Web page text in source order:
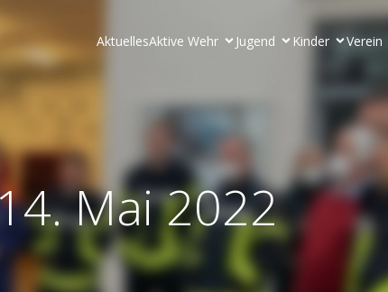
AktuellesAktive Wehr Jugend Kinder Verein
Mai 2022